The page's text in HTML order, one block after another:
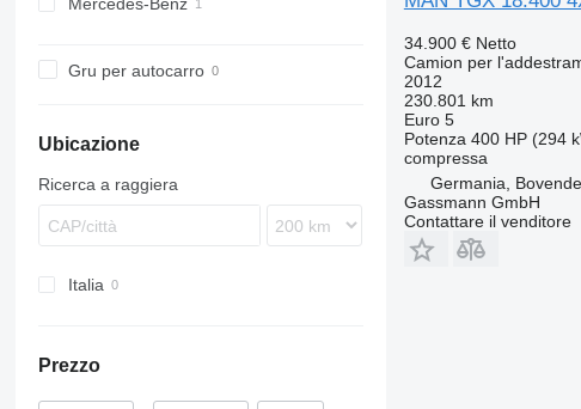
Gru per autocarro
Ubicazione
Ricerca a raggiera
Italia
Prezzo
34.900 € Netto
Camion per
2012
230.801 km
Euro 5
Potenza 400 HP (294
compressa
Germania,
Gassmann GmbH
Contattare il venditore